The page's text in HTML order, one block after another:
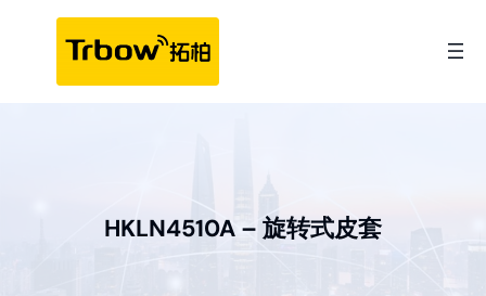
HKLN4510A – 旋转式皮套